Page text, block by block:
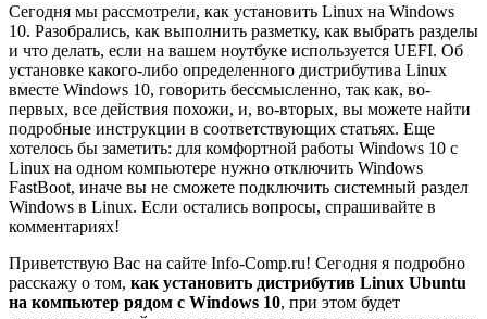
Сегодня мы рассмотрели, как установить Linux на Windows
10. Разобрались, как выполнить разметку, как выбрать разделы
и что делать, если на вашем ноутбуке используется UEFI. Об
установке какого-либо определенного дистрибутива Linux
вместе Windows 10, говорить бессмысленно, так как, во-
первых, все действия похожи, и, во-вторых, вы можете найти
подробные инструкции в соответствующих статьях. Еще
хотелось бы заметить: для комфортной работы Windows 10 с
Linux на одном компьютере нужно отключить Windows
FastBoot, иначе вы не сможете подключить системный раздел
Windows в Linux. Если остались вопросы, спрашивайте в
комментариях!
Приветствую Вас на сайте Info-Comp.ru! Сегодня я подробно
расскажу о том, как установить дистрибутив Linux Ubuntu
на компьютер рядом с Windows 10, при этом будет